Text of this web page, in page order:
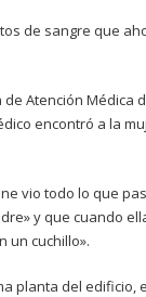
de sangre que
Atención Médica
encontró a la
vio todo lo que
y que cuando
un cuchillo».
planta del edificio,